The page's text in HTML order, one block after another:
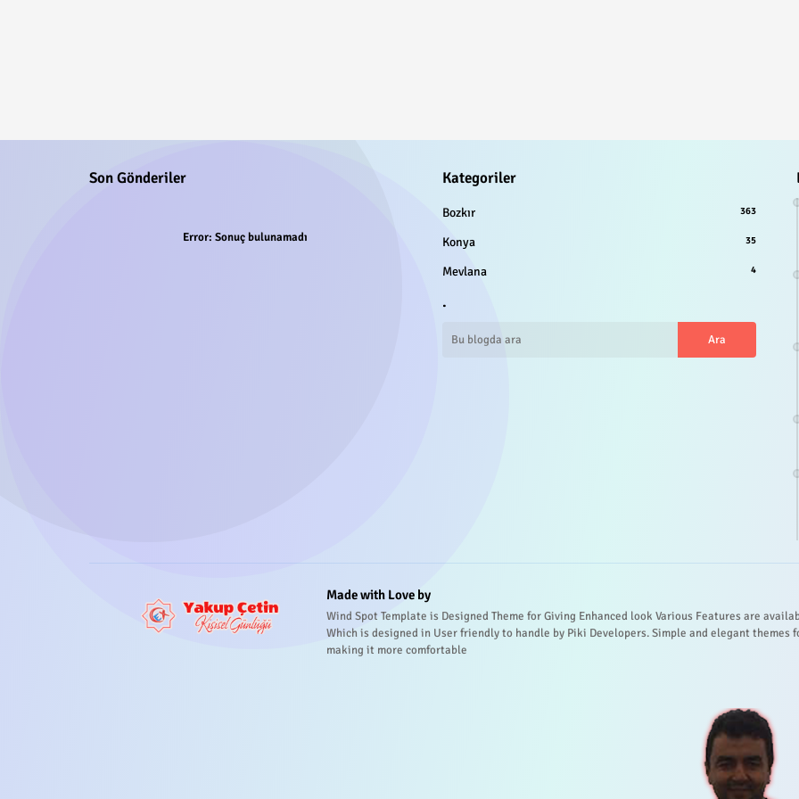
Son Gönderiler
Error: Sonuç bulunamadı
Kategoriler
Bozkır 363
Konya 35
Mevlana 4
.
Made with Love by
Wind Spot Template is Designed Theme for Giving Enhanced look Various Features are
Which is designed in User friendly to handle by Piki Developers. Simple and elegant themes
making it more comfortable